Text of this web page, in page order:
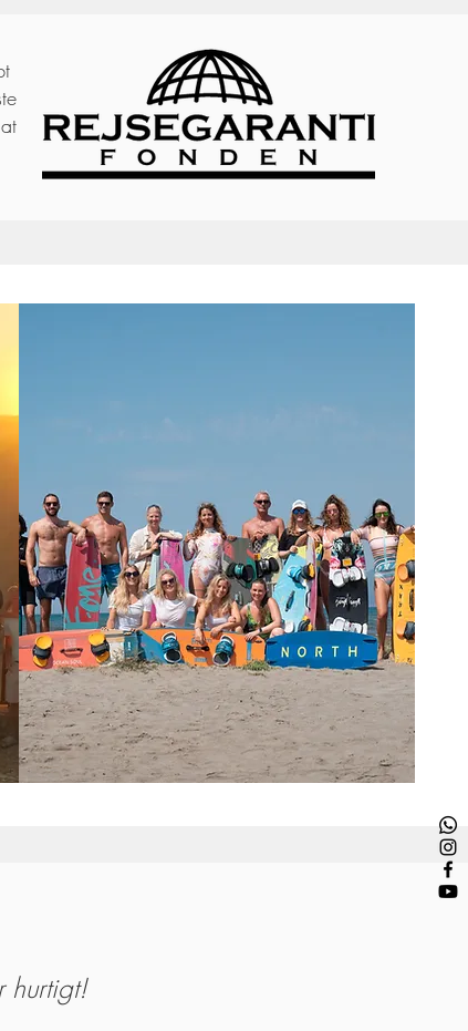
hurtigt!